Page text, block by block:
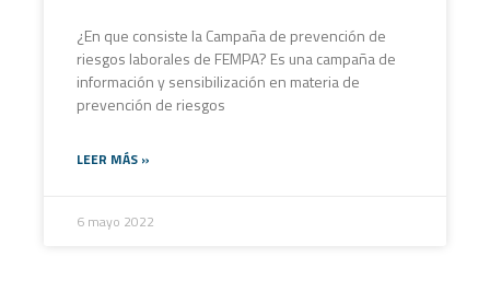
¿En que consiste la Campaña de prevención de
riesgos laborales de FEMPA? Es una campaña de
información y sensibilización en materia de
prevención de riesgos
LEER MÁS »
6 mayo 2022